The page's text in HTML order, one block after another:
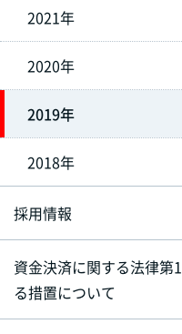
2021年
2020年
2019年
2018年
採用情報
資金決済に関する法律第
る措置について